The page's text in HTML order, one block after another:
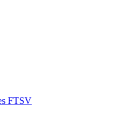
FTSV